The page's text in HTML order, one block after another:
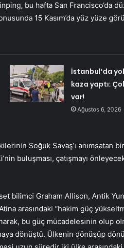
bu hafta San Francisco’da
15 Kasım’da yüz yüze
İstanbul’da
kaza yaptı:
var!
Ağustos 6, 2026
Soğuk Savaş’ı anımsatan
buluşması, çatışmayı
bilimci Graham Allison, Antik
arasındaki “hakim güç
bu güç mücadelesinin olup
dönüştü. Ülkenin dönüşüp